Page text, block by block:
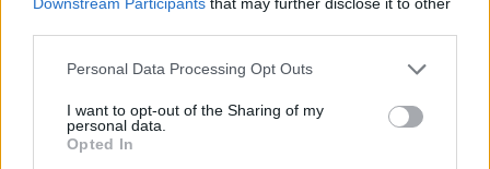
Personal Data Processing Opt Outs
I want to opt-out of the Sharing of my
personal data.
Opted In
σε 843 μέσα ενημέρωσης-
Ξεκίνησε το πενταετές
ξεκίνησε το πρόγραμμα